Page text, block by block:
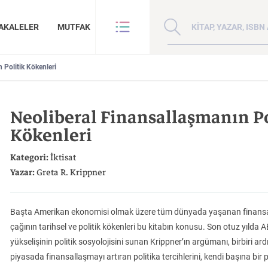
MUTFAK
Sanat
İnsan ve Toplum Çocuk Kitaplığı
Madde, Uzay ve
Zaman: Antik Teoriler ve Takipçileri
KATEGORİ:
Doğu Hilafeti’nin
Toprakları İslam Fethinden Timur’a Mezopotamya, Iran Ve Türkistan
KATEGORİ:
Çin: Tarih, Kültür
Medeniyet
KATEGORİ:
BİZE ULAŞIN
Politik Kökenleri
Neoliberal Finansallaşmanın
Kökenleri
Kategori:İktisat
Yazar:Greta R. Krippner
Başta Amerikan ekonomisi olmak üzere tüm dünyada yaşanan
çağının tarihsel ve politik kökenleri bu kitabın konusu. Son otuz yılda
yükselişinin politik sosyolojisini sunan Krippner’ın argümanı, birbiri
piyasada finansallaşmayı artıran politika tercihlerini, kendi başına bir